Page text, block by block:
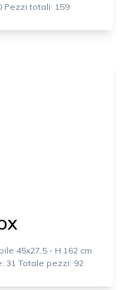
Pezzi totali: 159
45x27,5 - H 162 cm
31 Totale pezzi: 92